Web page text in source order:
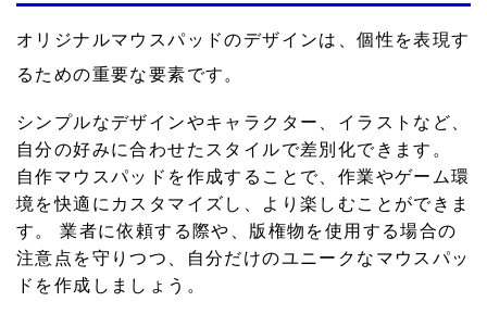
オリジナルマウスパッドのデザインは、個性を表現す
るための重要な要素です。
シンプルなデザインやキャラクター、イラストなど、
自分の好みに合わせたスタイルで差別化できます。
自作マウスパッドを作成することで、作業やゲーム環
境を快適にカスタマイズし、より楽しむことができま
す。 業者に依頼する際や、版権物を使用する場合の
注意点を守りつつ、自分だけのユニークなマウスパッ
ドを作成しましょう。